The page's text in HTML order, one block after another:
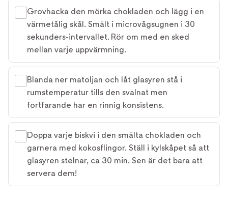
Grovhacka den mörka chokladen och lägg i en
värmetålig skål. Smält i microvågsugnen i 30
sekunders-intervallet. Rör om med en sked
mellan varje uppvärmning.
Blanda ner matoljan och låt glasyren stå i
rumstemperatur tills den svalnat men
fortfarande har en rinnig konsistens.
Doppa varje biskvi i den smälta chokladen och
garnera med kokosflingor. Ställ i kylskåpet så att
glasyren stelnar, ca 30 min. Sen är det bara att
servera dem!